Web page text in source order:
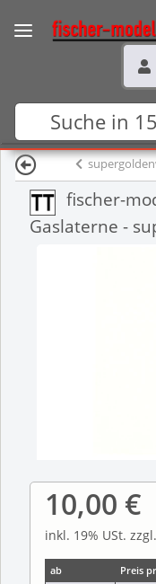
fischer-
Gaslaterne -
10,00 €
inkl. 19% USt. zzgl.
ab
Preis